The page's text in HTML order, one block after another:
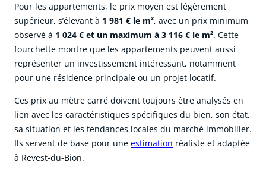
Pour les appartements, le prix moyen est légèrement
supérieur, s’élevant à 1 981 € le m², avec un prix minimum
observé à 1 024 € et un maximum à 3 116 € le m². Cette
fourchette montre que les appartements peuvent aussi
représenter un investissement intéressant, notamment
pour une résidence principale ou un projet locatif.
Ces prix au mètre carré doivent toujours être analysés en
lien avec les caractéristiques spécifiques du bien, son état,
sa situation et les tendances locales du marché immobilier.
Ils servent de base pour une estimation réaliste et adaptée
à Revest-du-Bion.